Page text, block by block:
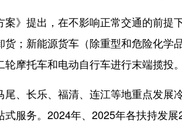
提出，在不影响正常交通的前提
货；新能源货车（除重型和危险化学
轮摩托车和电动自行车进行末端揽投。
长乐、福清、连江等地重点发展冷
式服务。2024年、2025年各扶持发展2